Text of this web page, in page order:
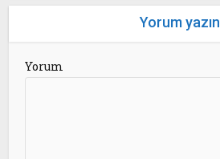
Yorum yazın
Yorum